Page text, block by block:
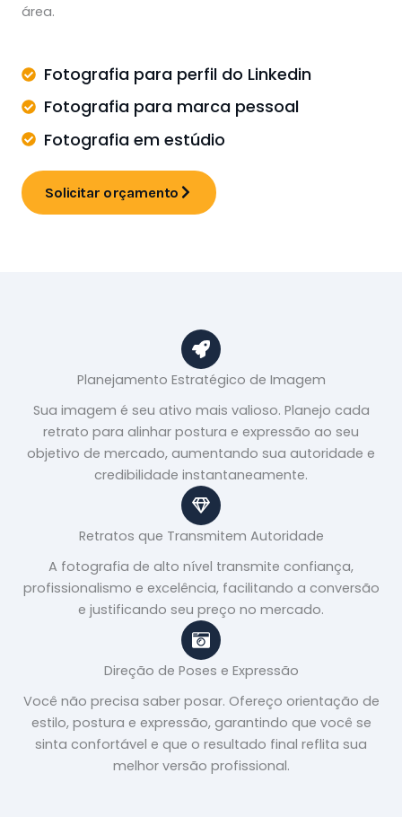
área.
Fotografia para perfil do Linkedin
Fotografia para marca pessoal
Fotografia em estúdio
Solicitar orçamento
Planejamento Estratégico de Imagem
Sua imagem é seu ativo mais valioso. Planejo cada
retrato para alinhar postura e expressão ao seu
objetivo de mercado, aumentando sua autoridade e
credibilidade instantaneamente.
Retratos que Transmitem Autoridade
A fotografia de alto nível transmite confiança,
profissionalismo e excelência, facilitando a conversão
e justificando seu preço no mercado.
Direção de Poses e Expressão
Você não precisa saber posar. Ofereço orientação de
estilo, postura e expressão, garantindo que você se
sinta confortável e que o resultado final reflita sua
melhor versão profissional.